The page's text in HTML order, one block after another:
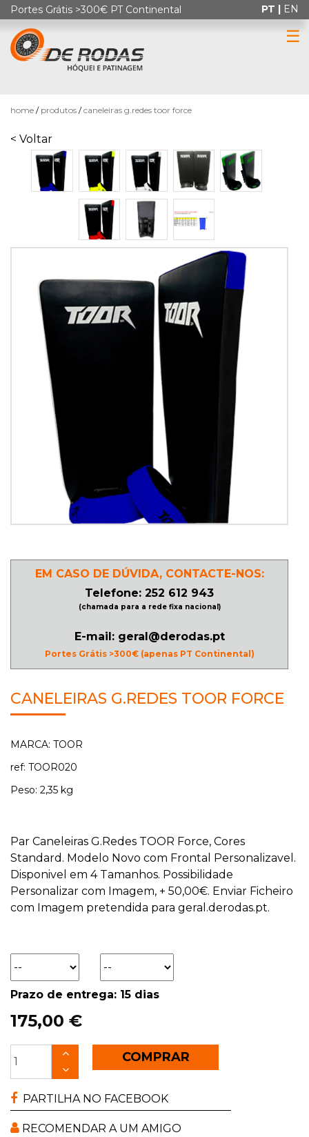
Portes Grátis >300€ PT Continental
PATINS
PATINAGEM
PATINAGEM
GELO
PROMOÇÕES
ROLLER
☰
PT | EN
home produtos caneleiras g.redes toor force
< Voltar
EM CASO DE DÚVIDA, CONTACTE-NOS:
Telefone: 252 612 943
(chamada para a rede fixa nacional)
E-mail: geral@derodas.pt
Portes Grátis >300€ (apenas PT Continental)
CANELEIRAS G.REDES TOOR FORCE
MARCA: TOOR
ref: TOOR020
Peso: 2,35 kg
Par Caneleiras G.Redes TOOR Force, Cores
Standard. Modelo Novo com Frontal Personalizavel.
Disponivel em 4 Tamanhos. Possibilidade
Personalizar com Imagem, + 50,00€. Enviar Ficheiro
com Imagem pretendida para geral.derodas.pt.
Prazo de entrega: 15 dias
175,00 €
COMPRAR
PARTILHA NO FACEBOOK
RECOMENDAR A UM AMIGO